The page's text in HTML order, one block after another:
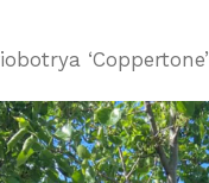
‘Coppertone’